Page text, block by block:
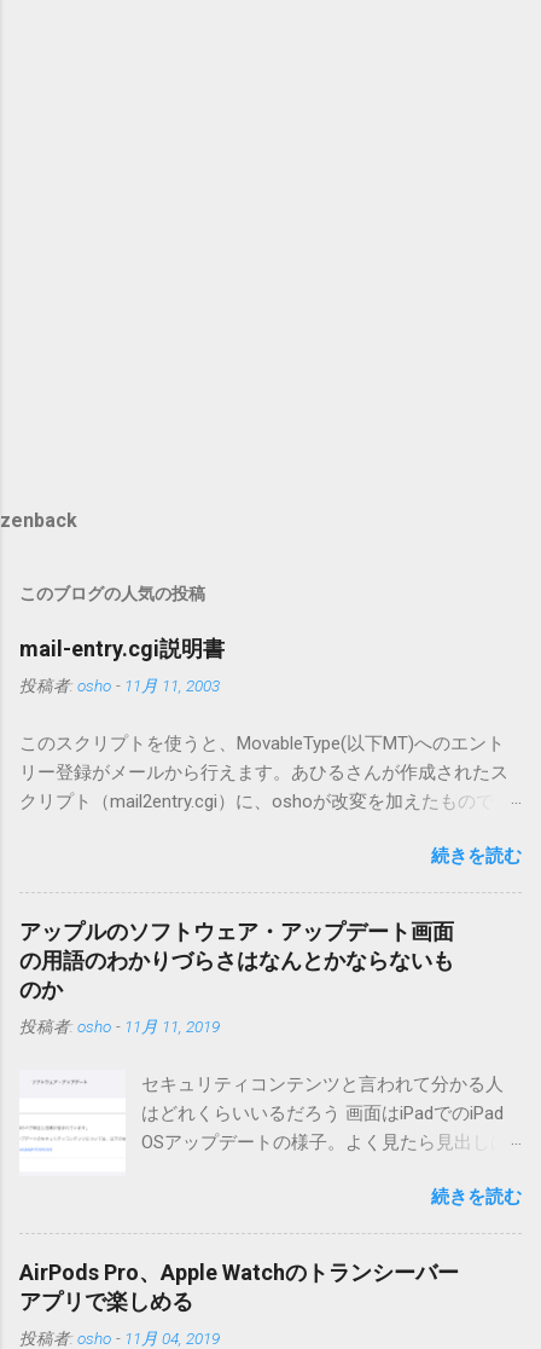
zenback
このブログの人気の投稿
mail-entry.cgi説明書
投稿者: osho - 11月 11, 2003
このスクリプトを使うと、MovableType(以下MT)へのエント
リー登録がメールから行えます。あひるさんが作成されたス
クリプト（mail2entry.cgi）に、oshoが改変を加えたもので
ーも出来ます。 バージョン0.5.3以降の動作確認はMT3.11で行
っています。0.5.2まではMT2.661で確認していました。0.5.3以
降もたぶん動くと思います。 現在のバージョンは0.5.3です。
（2004/12/4リリース）※0.6.3を公開しています。まだ心配な
点が多いため、こちらにはリンクしていません。安定を求め
る方は0.5.3を、新版の機能が必要な方は0.6.3をご利用くださ
い。 こちら からどうぞ。 0.3.6までのバージョンに、エント
版へのアップデートを強くお勧めしてます。 mail-entry.zipを
ダウンロードするにはここをクリックしてください。
（Windowsから解凍したフォルダを見ると「_MACOSX」とい
りませんので無視してください。MacOS XでZIP圧縮している
ため、Mac独自のファイル情報が含まれてしまうようで
す。） Ver.0.3.0以降用の差分ファイルはこちら 。ZIP圧縮して
まとめてあります。いまのバージョン番号と同じバージョン
続きを読む
アップルのソフトウェア・アップデート画面
の用語のわかりづらさはなんとかならないも
のか
投稿者: osho - 11月 11, 2019
セキュリティコンテンツと言われて分かる人
はどれくらいいるだろう 画面はiPadでのiPad
OSアップデートの様子。よく見たら見出しは
の名前としてはいまだにiOSのままとか、そん
な理由じゃないでしょうね。 それは混乱のも
ア・アップデートのセキュリティコンテンツ
については、以下のWebサイトをご覧くださ
続きを読む
AirPods Pro、Apple Watchのトランシーバー
アプリで楽しめる
投稿者: osho - 11月 04, 2019